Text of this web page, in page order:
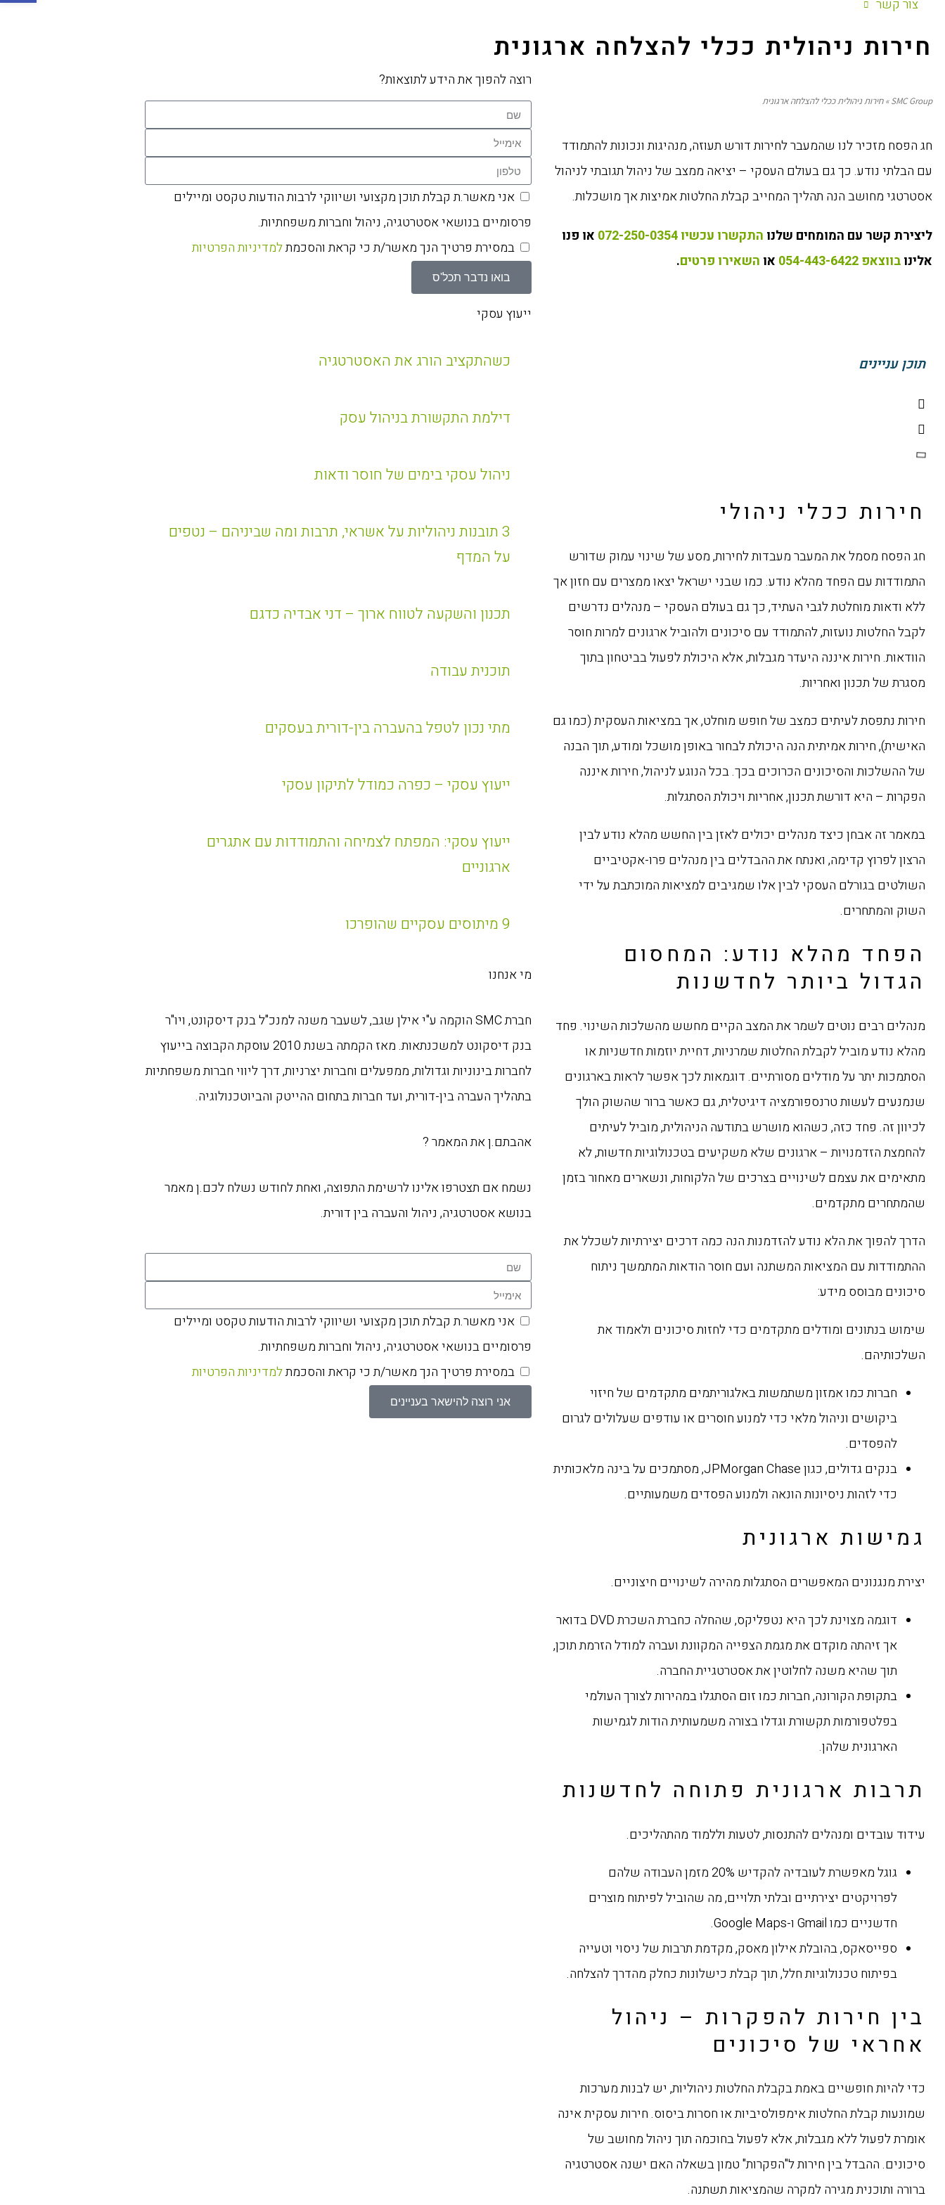
צור קשר
חירות ניהולית ככלי להצלחה ארגונית
SMC Group
»חירות ניהולית ככלי להצלחה ארגונית
חג הפסח מזכיר לנו שהמעבר לחירות דורש תעוזה, מנהיגות ונכונות להתמודד
עם הבלתי נודע. כך גם בעולם העסקי – יציאה ממצב של ניהול תגובתי לניהול
אסטרטגי מחושב הנה תהליך המחייב קבלת החלטות אמיצות אך מושכלות.
ליצירת קשר עם המומחים שלנו התקשרו עכשיו 072-250-0354
או פנו
אלינובווצאפ 054-443-6422 או השאירו פרטים.
תוכן עניינים
חירות ככלי ניהולי
חג הפסח מסמל את המעבר מעבדות לחירות, מסע של שינוי עמוק שדורש
התמודדות עם הפחד מהלא נודע. כמו שבני ישראל יצאו ממצרים עם חזון אך
ללא ודאות מוחלטת לגבי העתיד, כך גם בעולם העסקי – מנהלים נדרשים
לקבל החלטות נועזות, להתמודד עם סיכונים ולהוביל ארגונים למרות חוסר
הוודאות. חירות איננה היעדר מגבלות, אלא היכולת לפעול בביטחון בתוך
מסגרת של תכנון ואחריות.
חירות נתפסת לעיתים כמצב של חופש מוחלט, אך במציאות העסקית (כמו גם
האישית), חירות אמיתית הנה היכולת לבחור באופן מושכל ומודע, תוך הבנה
של ההשלכות והסיכונים הכרוכים בכך. בכל הנוגע לניהול, חירות איננה
הפקרות – היא דורשת תכנון, אחריות ויכולת הסתגלות.
במאמר זה אבחן כיצד מנהלים יכולים לאזן בין החשש מהלא נודע לבין
הרצון לפרוץ קדימה, ואנתח את ההבדלים בין מנהלים פרו-אקטיביים
השולטים בגורלם העסקי לבין אלו שמגיבים למציאות המוכתבת על ידי
השוק והמתחרים.
הפחד מהלא נודע: המחסום
הגדול ביותר לחדשנות
מנהלים רבים נוטים לשמר את המצב הקיים מחשש מהשלכות השינוי. פחד
מהלא נודע מוביל לקבלת החלטות שמרניות, דחיית יוזמות חדשניות או
הסתמכות יתר על מודלים מסורתיים. דוגמאות לכך אפשר לראות בארגונים
שנמנעים לעשות טרנספורמציה דיגיטלית, גם כאשר ברור שהשוק הולך
לכיוון זה. פחד כזה, כשהוא מושרש בתודעה הניהולית, מוביל לעיתים
להחמצת הזדמנויות – ארגונים שלא משקיעים בטכנולוגיות חדשות, לא
מתאימים את עצמם לשינויים בצרכים של הלקוחות, ונשארים מאחור בזמן
שהמתחרים מתקדמים.
הדרך להפוך את הלא נודע להזדמנות הנה כמה דרכים יצירתיות לשכלל את
ההתמודדות עם המציאות המשתנה ועם חוסר הודאות המתמשך ניתוח
סיכונים מבוסס מידע:
שימוש בנתונים ומודלים מתקדמים כדי לחזות סיכונים ולאמוד את
השלכותיהם.
חברות כמו אמזון משתמשות באלגוריתמים מתקדמים של חיזוי
ביקושים וניהול מלאי כדי למנוע חוסרים או עודפים שעלולים לגרום
להפסדים.
בנקים גדולים, כגון JPMorgan Chase, מסתמכים על בינה מלאכותית
כדי לזהות ניסיונות הונאה ולמנוע הפסדים משמעותיים.
גמישות ארגונית
יצירת מנגנונים המאפשרים הסתגלות מהירה לשינויים חיצוניים.
דוגמה מצוינת לכך היא נטפליקס, שהחלה כחברת השכרת DVD בדואר
אך זיהתה מוקדם את מגמת הצפייה המקוונת ועברה למודל הזרמת תוכן,
תוך שהיא משנה לחלוטין את אסטרטגיית החברה.
בתקופת הקורונה, חברות כמו זום הסתגלו במהירות לצורך העולמי
בפלטפורמות תקשורת וגדלו בצורה משמעותית הודות לגמישות
הארגונית שלהן.
תרבות ארגונית פתוחה לחדשנות
עידוד עובדים ומנהלים להתנסות, לטעות וללמוד מהתהליכים.
גוגל מאפשרת לעובדיה להקדיש 20% מזמן העבודה שלהם
לפרויקטים יצירתיים ובלתי תלויים, מה שהוביל לפיתוח מוצרים
חדשניים כמו Gmail ו-Google Maps.
ספייסאקס, בהובלת אילון מאסק, מקדמת תרבות של ניסוי וטעייה
בפיתוח טכנולוגיות חלל, תוך קבלת כישלונות כחלק מהדרך להצלחה.
בין חירות להפקרות – ניהול
אחראי של סיכונים
כדי להיות חופשיים באמת בקבלת החלטות ניהוליות, יש לבנות מערכות
שמונעות קבלת החלטות אימפולסיביות או חסרות ביסוס. חירות עסקית אינה
אומרת לפעול ללא מגבלות, אלא לפעול בחוכמה תוך ניהול מחושב של
סיכונים. ההבדל בין חירות ל"הפקרות" טמון בשאלה האם ישנה אסטרטגיה
ברורה ותוכנית מגירה למקרה שהמציאות תשתנה.
רוצה להפוך את הידע לתוצאות?
אני מאשר.ת קבלת תוכן מקצועי ושיווקי לרבות הודעות טקסט ומיילים
פרסומיים בנושאי אסטרטגיה, ניהול וחברות משפחתיות.
במסירת פרטיך הנך מאשר/ת כי קראת והסכמתלמדיניות הפרטיות
בואו נדבר תכל'ס
ייעוץ עסקי
כשהתקציב הורג את האסטרטגיה
דילמת התקשורת בניהול עסק
ניהול עסקי בימים של חוסר ודאות
3 תובנות ניהוליות על אשראי, תרבות ומה שביניהם – נטפים
על המדף
תכנון והשקעה לטווח ארוך – דני אבדיה כדגם
תוכנית עבודה
מתי נכון לטפל בהעברה בין-דורית בעסקים
ייעוץ עסקי – כפרה כמודל לתיקון עסקי
ייעוץ עסקי: המפתח לצמיחה והתמודדות עם אתגרים
ארגוניים
9 מיתוסים עסקיים שהופרכו
מי אנחנו
חברת SMC הוקמה ע"י אילן שגב, לשעבר משנה למנכ"ל בנק דיסקונט, ויו"ר
בנק דיסקונט למשכנתאות. מאז הקמתה בשנת 2010 עוסקת הקבוצה בייעוץ
לחברות בינוניות וגדולות, ממפעלים וחברות יצרניות, דרך ליווי חברות משפחתיות
בתהליך העברה בין-דורית, ועד חברות בתחום ההייטק והביוטכנולוגיה.
אהבתם.ן את המאמר ?
נשמח אם תצטרפו אלינו לרשימת התפוצה, ואחת לחודש נשלח לכם.ן מאמר
בנושא אסטרטגיה, ניהול והעברה בין דורית.
אני מאשר.ת קבלת תוכן מקצועי ושיווקי לרבות הודעות טקסט ומיילים
פרסומיים בנושאי אסטרטגיה, ניהול וחברות משפחתיות.
במסירת פרטיך הנך מאשר/ת כי קראת והסכמתלמדיניות הפרטיות
אני רוצה להישאר בעניינים